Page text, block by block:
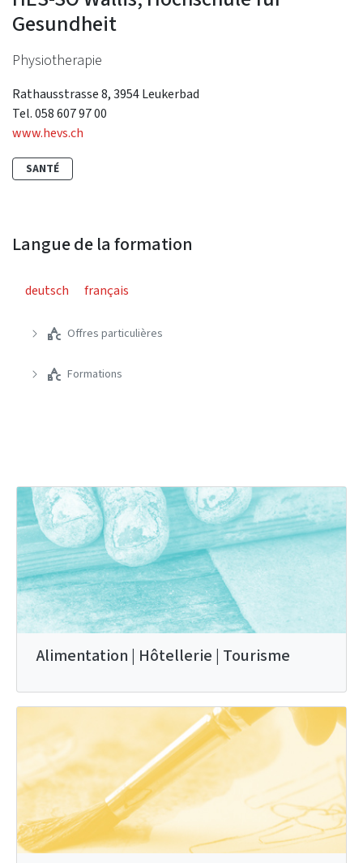
Gesundheit
Physiotherapie
Rathausstrasse 8, 3954 Leukerbad
Tel. 058 607 97 00
www.hevs.ch
SANTÉ
Langue de la formation
deutsch français
Offres particulières
Formations
Alimentation | Hôtellerie | Tourisme